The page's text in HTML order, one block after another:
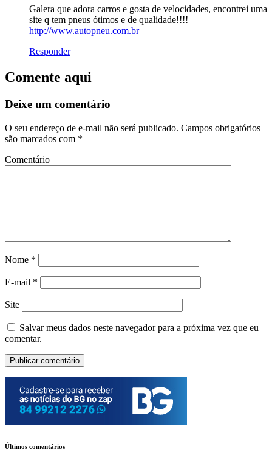
Galera que adora carros e gosta de velocidades, encontrei uma
site q tem pneus ótimos e de qualidade!!!!
http://www.autopneu.com.br
Responder
Comente aqui
Deixe um comentário
O seu endereço de e-mail não será publicado. Campos obrigatórios
são marcados com *
Comentário
Nome *
E-mail *
Site
Salvar meus dados neste navegador para a próxima vez que eu
comentar.
Últimos comentários